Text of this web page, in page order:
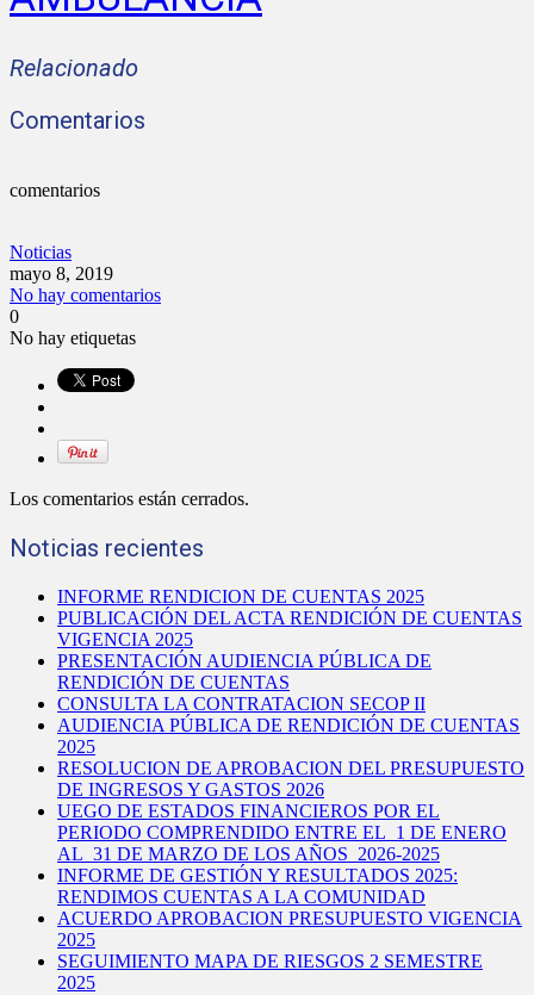
Relacionado
Comentarios
comentarios
Noticias
mayo 8, 2019
No hay comentarios
0
No hay etiquetas
Los comentarios están cerrados.
Noticias recientes
INFORME RENDICION DE CUENTAS 2025
PUBLICACIÓN DEL ACTA RENDICIÓN DE CUENTAS
VIGENCIA 2025
PRESENTACIÓN AUDIENCIA PÚBLICA DE
RENDICIÓN DE CUENTAS
CONSULTA LA CONTRATACION SECOP II
AUDIENCIA PÚBLICA DE RENDICIÓN DE CUENTAS
2025
RESOLUCION DE APROBACION DEL PRESUPUESTO
DE INGRESOS Y GASTOS 2026
UEGO DE ESTADOS FINANCIEROS POR EL
PERIODO COMPRENDIDO ENTRE EL 1 DE ENERO
AL 31 DE MARZO DE LOS AÑOS 2026-2025
INFORME DE GESTIÓN Y RESULTADOS 2025:
RENDIMOS CUENTAS A LA COMUNIDAD
ACUERDO APROBACION PRESUPUESTO VIGENCIA
2025
SEGUIMIENTO MAPA DE RIESGOS 2 SEMESTRE
2025